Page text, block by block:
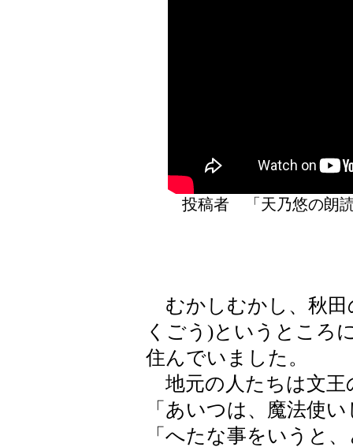
投稿者 「天乃悠の
むかしむかし、秋田
くごう)というところ
住んでいました。
地元の人たちは文王
「あいつは、魔法使
「へたな事をいうと